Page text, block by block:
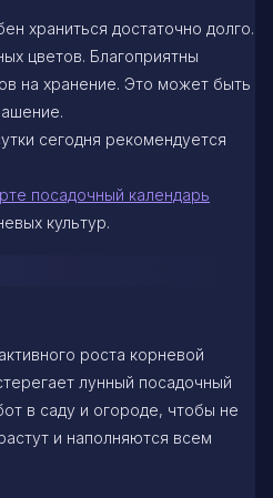
храниться достаточно долго.
цветов. Благоприятны
на хранение. Это может быть
сегодня рекомендуется
посадочный календарь
культур.
роста корневой
лунный посадочный
в саду и огороде, чтобы не
и наполняются всем